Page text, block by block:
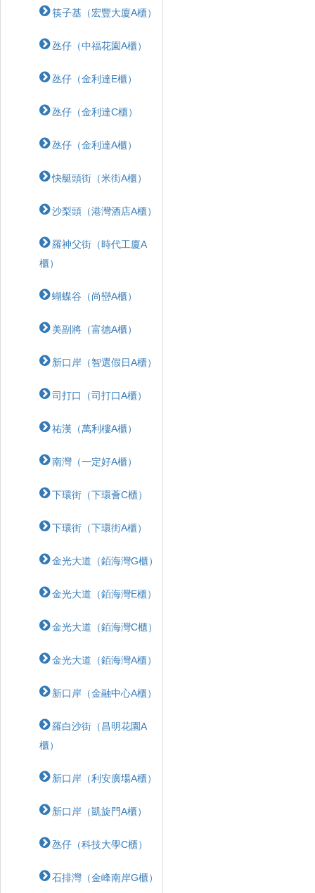
筷子基（宏豐大廈A櫃）
氹仔（中福花園A櫃）
氹仔（金利達E櫃）
氹仔（金利達C櫃）
氹仔（金利達A櫃）
快艇頭街（米街A櫃）
沙梨頭（港灣酒店A櫃）
羅神父街（時代工廈A
櫃）
蝴蝶⾕（尚巒A櫃）
美副將（富德A櫃）
新口岸（智選假日A櫃）
司打口（司打口A櫃）
祐漢（萬利樓A櫃）
南灣（一定好A櫃）
下環街（下環薈C櫃）
下環街（下環街A櫃）
金光大道（銆海灣G櫃）
金光大道（銆海灣E櫃）
金光大道（銆海灣C櫃）
金光大道（銆海灣A櫃）
新口岸（金融中心A櫃）
羅白沙街（昌明花園A
櫃）
新口岸（利安廣場A櫃）
新口岸（凱旋門A櫃）
氹仔（科技大學C櫃）
石排灣（金峰南岸G櫃）